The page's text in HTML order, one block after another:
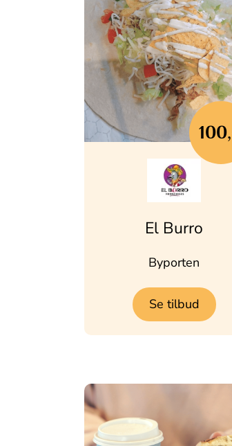
El Burro
Byporten
Se tilbud